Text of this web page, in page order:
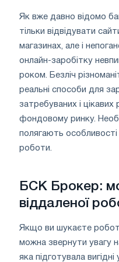
Як вже давно відомо
тільки відвідувати
магазинах, але і
онлайн-заробітку
роком. Безліч
реальні способи для
затребуваних і цікавих
фондовому ринку.
полягають особливості
роботи.
БСК Брокер:
віддаленої
Якщо ви шукаєте
можна звернути увагу
яка підготувала